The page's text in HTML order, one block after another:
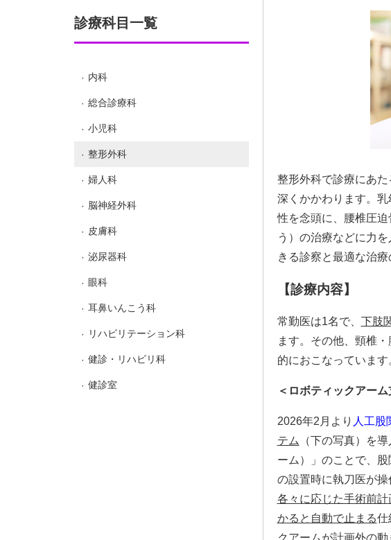
診療科目一覧
内科
総合診療科
小児科
整形外科
婦人科
脳神経外科
皮膚科
泌尿器科
眼科
耳鼻いんこう科
リハビリテーション科
健診・リハビリ科
健診室
整形外科で診療にあ
深くかかわります。
性を念頭に、腰椎圧
う）の治療などに力
きる診察と最適な治療
【診療内容】
常勤医は1名で、 下肢
ます。その他、頸椎
的におこなっています
＜ロボティックアー
2026年2月より 人工股
テム （下の写真）を
ーム）」のことで、
の設置時に執刀医が
各々に応じた手術前計
かると自動で止まる仕